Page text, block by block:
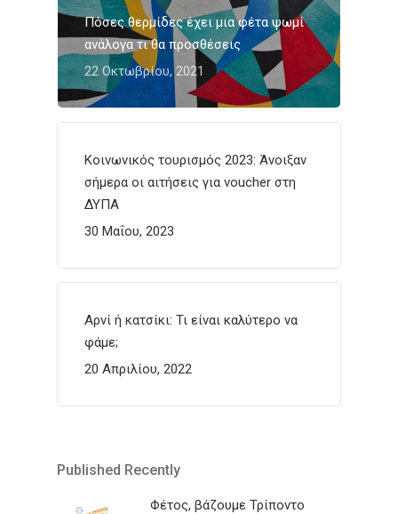
Πόσες θερμίδες έχει μια φέτα ψωμί
ανάλογα τι θα προσθέσεις
22 Οκτωβρίου, 2021
Κοινωνικός τουρισμός 2023: Άνοιξαν
σήμερα οι αιτήσεις για voucher στη
ΔΥΠΑ
30 Μαΐου, 2023
Αρνί ή κατσίκι: Τι είναι καλύτερο να
φάμε;
20 Απριλίου, 2022
Published Recently
Φέτος, βάζουμε Τρίποντο